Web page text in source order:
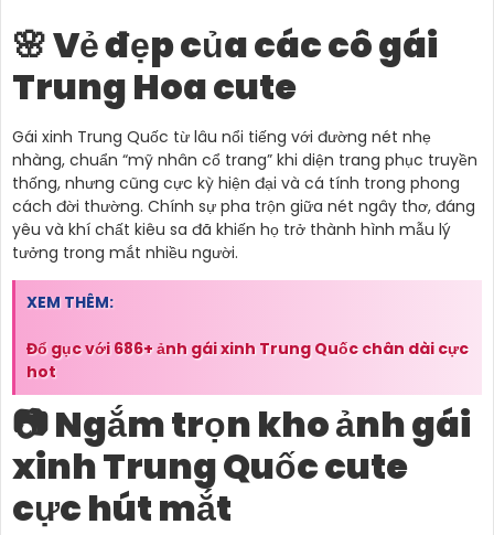
🌸 Vẻ đẹp của các cô gái
Trung Hoa cute
Gái xinh Trung Quốc từ lâu nổi tiếng với đường nét nhẹ
nhàng, chuẩn “mỹ nhân cổ trang” khi diện trang phục truyền
thống, nhưng cũng cực kỳ hiện đại và cá tính trong phong
cách đời thường. Chính sự pha trộn giữa nét ngây thơ, đáng
yêu và khí chất kiêu sa đã khiến họ trở thành hình mẫu lý
tưởng trong mắt nhiều người.
XEM THÊM:
Đổ gục với 686+ ảnh gái xinh Trung Quốc chân dài cực
hot
📷 Ngắm trọn kho ảnh gái
xinh Trung Quốc cute
cực hút mắt